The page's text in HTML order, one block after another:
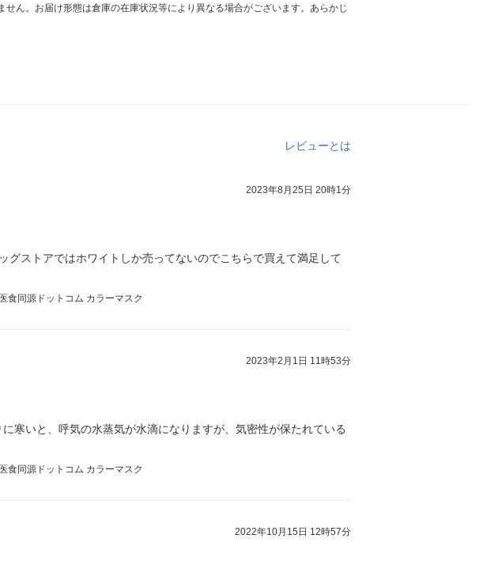
ん。お届け形態は倉庫の在庫状況等により異なる場合がございます。あらかじ
レビューとは
2023年8月25日 20時1分
ストアではホワイトしか売ってないのでこちらで買えて満足して
食同源ドットコム カラーマスク
2023年2月1日 11時53分
寒いと、呼気の水蒸気が水滴になりますが、気密性が保たれている
食同源ドットコム カラーマスク
2022年10月15日 12時57分